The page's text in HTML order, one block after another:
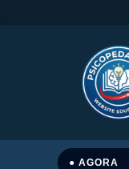
● AGORA